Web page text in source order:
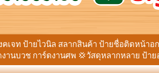
เจท ป้ายไวนิล สลากสินค้า ป้ายชื่อติดหน้า
านบวช การ์ดงานศพ 💢วัสดุหลากหลาย ป้